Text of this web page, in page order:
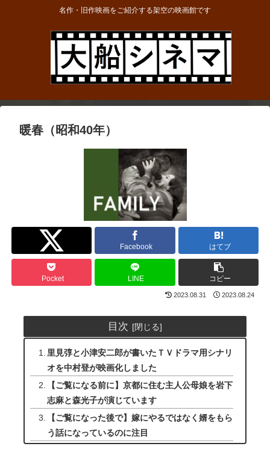
名作・旧作映画をご紹介する架空の映画館です
暖春（昭和40年）
Twitter
Facebook はてブ
Pocket LINE コピー
2023.08.31 2023.08.24
目次
里見弴と小津安二郎が書いたＴＶドラマ用シナリ
オを中村登が映画化しました
【ご覧になる前に】京都に住む主人公母娘を岩下
志麻と森光子が演じています
【ご覧になった後で】嫁にやるではなく婿をもら
う話になっているのに注目